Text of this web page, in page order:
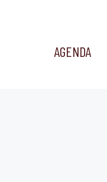
AGENDA